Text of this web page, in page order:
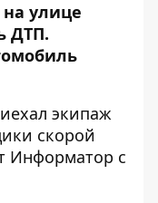
на улице
ДТП.
экипаж
скорой
Информатор с